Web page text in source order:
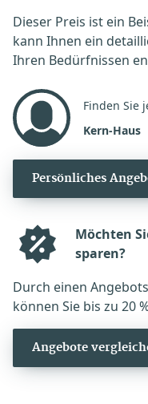
Dieser Preis ist ein
kann Ihnen ein
Ihren Bedürfnissen
Finden Sie
Kern-Haus
Persönliches
Möchten
sparen?
Durch einen
können Sie bis zu 20
Angebote